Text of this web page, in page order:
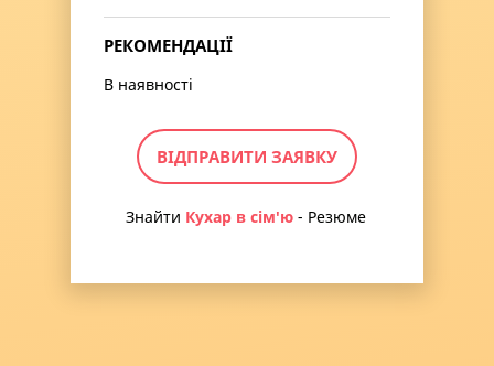
РЕКОМЕНДАЦІЇ
В наявності
ВІДПРАВИТИ ЗАЯВКУ
Знайти Кухар в сім'ю - Резюме